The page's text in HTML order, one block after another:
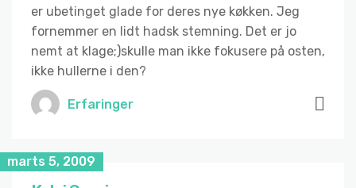
er ubetinget glade for deres nye køkken. Jeg
fornemmer en lidt hadsk stemning. Det er jo
nemt at klage;)skulle man ikke fokusere på osten,
ikke hullerne i den?
Erfaringer
marts 5, 2009